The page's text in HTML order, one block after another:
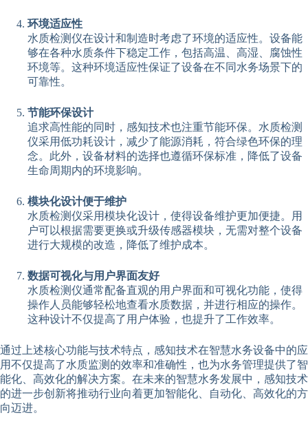
环境适应性
水质检测仪在设计和制造时考虑了环境的适应性。设备能
够在各种水质条件下稳定工作，包括高温、高湿、腐蚀性
环境等。这种环境适应性保证了设备在不同水务场景下的
可靠性。
节能环保设计
追求高性能的同时，感知技术也注重节能环保。水质检测
仪采用低功耗设计，减少了能源消耗，符合绿色环保的理
念。此外，设备材料的选择也遵循环保标准，降低了设备
生命周期内的环境影响。
模块化设计便于维护
水质检测仪采用模块化设计，使得设备维护更加便捷。用
户可以根据需要更换或升级传感器模块，无需对整个设备
进行大规模的改造，降低了维护成本。
数据可视化与用户界面友好
水质检测仪通常配备直观的用户界面和可视化功能，使得
操作人员能够轻松地查看水质数据，并进行相应的操作。
这种设计不仅提高了用户体验，也提升了工作效率。
通过上述核心功能与技术特点，感知技术在智慧水务设备中的应
用不仅提高了水质监测的效率和准确性，也为水务管理提供了智
能化、高效化的解决方案。在未来的智慧水务发展中，感知技术
的进一步创新将推动行业向着更加智能化、自动化、高效化的方
向迈进。